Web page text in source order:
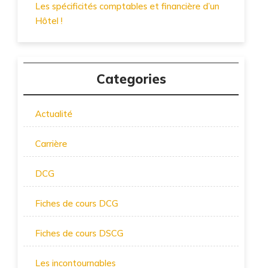
Les spécificités comptables et financière d’un
Hôtel !
Categories
Actualité
Carrière
DCG
Fiches de cours DCG
Fiches de cours DSCG
Les incontournables